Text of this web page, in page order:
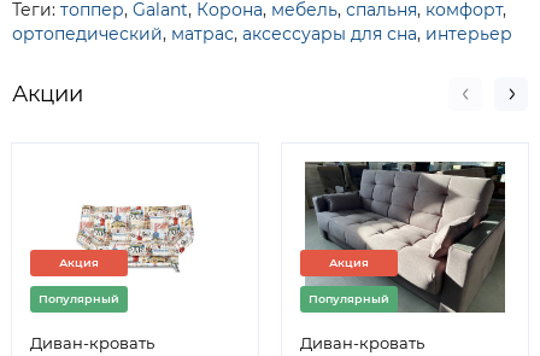
Теги: топпер, Galant, Корона, мебель, спальня, комфорт,
ортопедический, матрас, аксессуары для сна, интерьер
Акции
Акция
Популярный
Диван-кровать
Акция
Популярный
Диван-кровать